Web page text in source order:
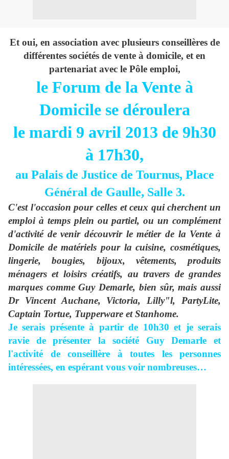
Et oui, en association avec plusieurs conseillères de
différentes sociétés de vente à domicile, et en
partenariat avec le Pôle emploi,
le Forum de la Vente à
Domicile se déroulera
le mardi 9 avril 2013 de 9h30
à 17h30,
au Palais de Justice de Tournus, Place
Général de Gaulle, Salle 3.
C'est l'occasion pour celles et ceux qui cherchent un
emploi à temps plein ou partiel, ou un complément
d'activité de venir découvrir le métier de la Vente à
Domicile de matériels pour la cuisine, cosmétiques,
lingerie, bougies, bijoux, vêtements, produits
ménagers et loisirs créatifs, au travers de grandes
marques comme Guy Demarle, bien sûr, mais aussi
Dr Vincent Auchane, Victoria, Lilly"l, PartyLite,
Captain Tortue, Tupperware et Stanhome.
Je serais présente à partir de 10h30 et je serais
ravie de présenter la société Guy Demarle et
l'activité de conseillère à toutes les personnes
intéressées, en espérant vous voir nombreuses…